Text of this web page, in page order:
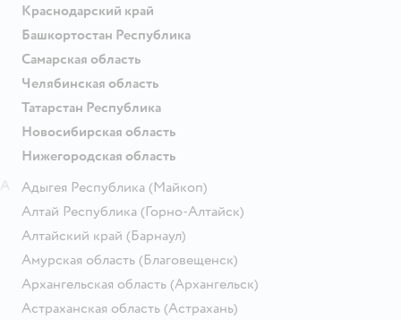
Краснодарский край
Башкортостан Республика
Самарская область
Челябинская область
Татарстан Республика
Новосибирская область
Нижегородская область
Адыгея Республика (Майкоп)
Алтай Республика (Горно-Алтайск)
Алтайский край (Барнаул)
Амурская область (Благовещенск)
Архангельская область (Архангельск)
Астраханская область (Астрахань)